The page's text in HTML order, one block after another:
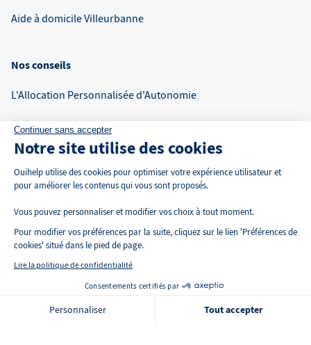
Aide à domicileVilleurbanne
Nos conseils
L'Allocation Personnalisée d'Autonomie
La Majoration pour Tierce Personne
La maladie d'Alzheimer
La maladie de Parkinson
L'aide au lever
Continuer sans accepter
Notre site utilise des cookies
Ouihelp utilise des cookies pour optimiser votre expérience utilisateur et
pour améliorer les contenus qui vous sont proposés.
Vous pouvez personnaliser et modifier vos choix à tout moment.
Pour modifier vos préférences par la suite, cliquez sur le lien 'Préférences de
cookies' situé dans le pied de page.
Lire la politique de confidentialité
Consentements certifiés par
Personnaliser Tout accepter